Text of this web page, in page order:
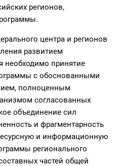
регионов,
центра и регионов
развитием
необходимо принятие
с обоснованными
полноценным
согласованных
объединение сил
и фрагментарность
и информационную
регионального
частей общей